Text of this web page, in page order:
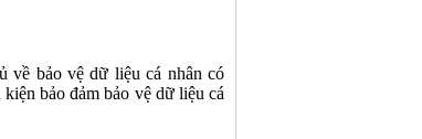
về bảo vệ dữ liệu cá nhân có
bảo đảm bảo vệ dữ liệu cá